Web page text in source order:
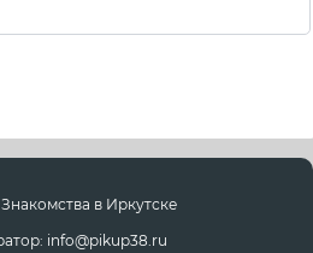
в Иркутске
info@pikup38.ru